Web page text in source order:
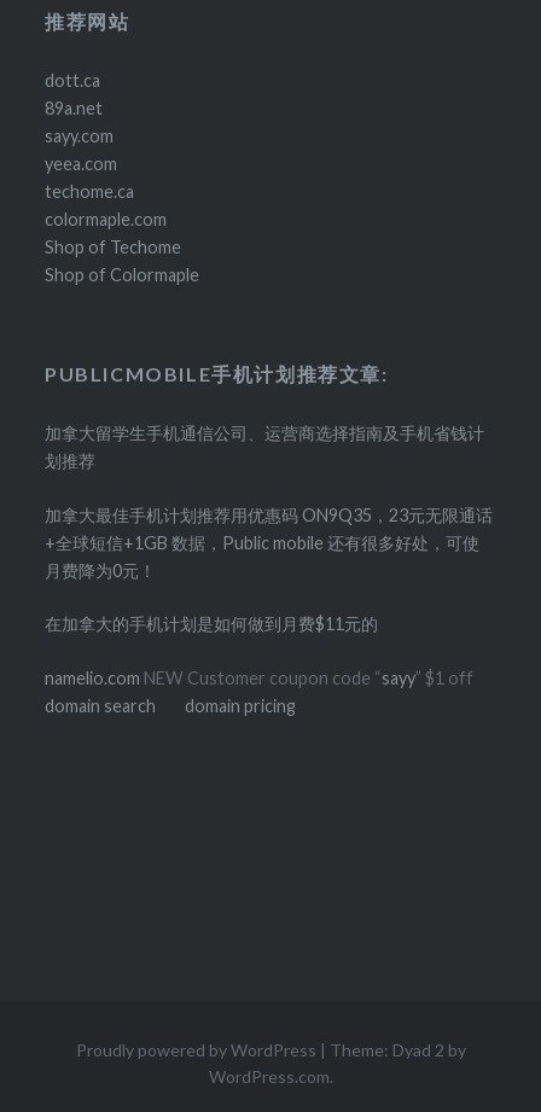
推荐网站
dott.ca
89a.net
sayy.com
yeea.com
techome.ca
colormaple.com
Shop of Techome
Shop of Colormaple
PUBLICMOBILE手机计划推荐文章:
加拿大留学生手机通信公司、运营商选择指南及手机省钱计
划推荐
加拿大最佳手机计划推荐用优惠码 ON9Q35，23元无限通话
+全球短信+1GB 数据，Public mobile 还有很多好处，可使
月费降为0元！
在加拿大的手机计划是如何做到月费$11元的
namelio.com NEW Customer coupon code “sayy” $1 off
domain search
domain pricing
Proudly powered by WordPress | Theme: Dyad 2 by
WordPress.com.